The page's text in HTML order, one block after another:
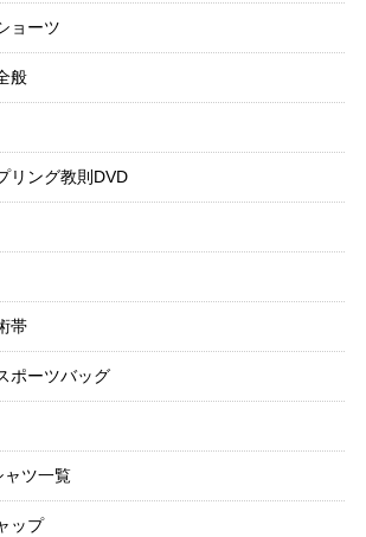
ョーツ
般
リング教則DVD
帯
ポーツバッグ
ャツ一覧
ップ